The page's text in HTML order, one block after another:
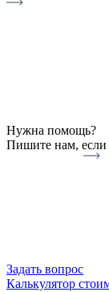
Нужна помощь?
Пишите нам, если
Задать вопрос
Калькулятор